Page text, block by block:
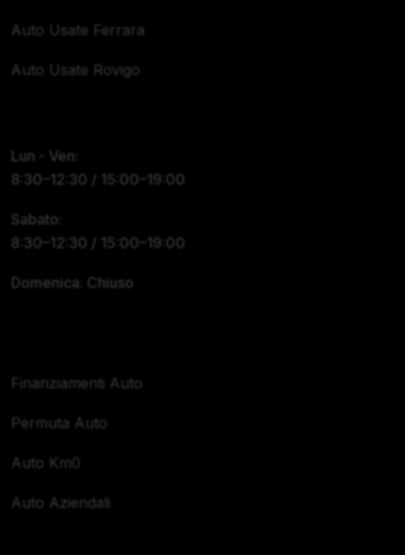
Auto Usate Ferrara
Auto Usate Rovigo
Lun - Ven:
8:30–12:30 / 15:00–19:00
Sabato:
8:30–12:30 / 15:00–19:00
Domenica: Chiuso
Finanziamenti Auto
Permuta Auto
Auto Km0
Auto Aziendali